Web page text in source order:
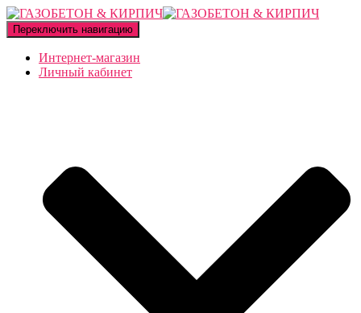
Переключить навигацию
Интернет-магазин
Личный кабинет